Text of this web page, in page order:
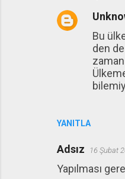
YANITLA
Bu
den
Adsız 16 Şubat
Yapılması